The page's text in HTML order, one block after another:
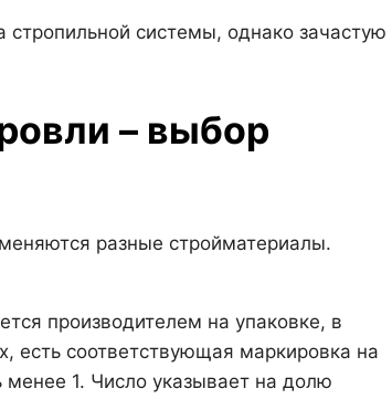
системы, однако зачастую
– выбор
разные стройматериалы.
производителем на упаковке, в
есть соответствующая маркировка на
1. Число указывает на долю